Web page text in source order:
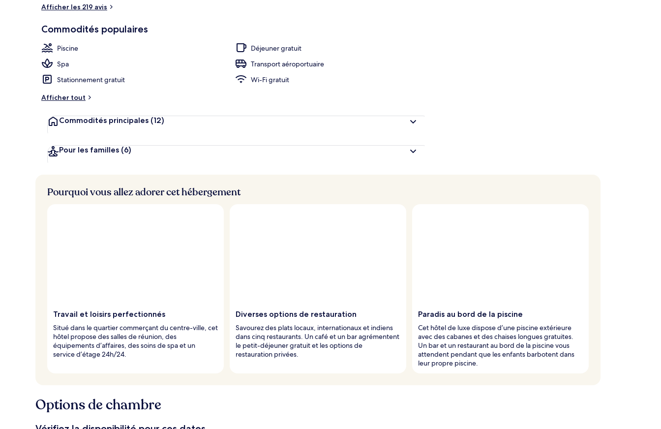
Afficher les 219 avis
Commodités populaires
Piscine
Déjeuner gratuit
Spa
Transport aéroportuaire
Stationnement gratuit
Wi-Fi gratuit
Afficher tout
Commodités principales (12)
Pour les familles (6)
Pourquoi vous allez adorer cet hébergement
Travail et loisirs perfectionnés
Situé dans le quartier commerçant du centre-ville, cet
hôtel propose des salles de réunion, des
équipements d’affaires, des soins de spa et un
service d’étage 24h/24.
Diverses options de restauration
Savourez des plats locaux, internationaux et indiens
dans cinq restaurants. Un café et un bar agrémentent
le petit-déjeuner gratuit et les options de
restauration privées.
Paradis au bord de la piscine
Cet hôtel de luxe dispose d’une piscine extérieure
avec des cabanes et des chaises longues gratuites.
Un bar et un restaurant au bord de la piscine vous
attendent pendant que les enfants barbotent dans
leur propre piscine.
Options de chambre